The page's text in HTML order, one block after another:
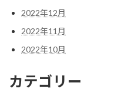
2022年12月
2022年11月
2022年10月
カテゴリー